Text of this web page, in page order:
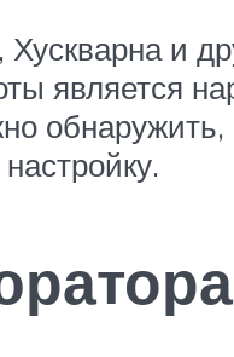
и
является